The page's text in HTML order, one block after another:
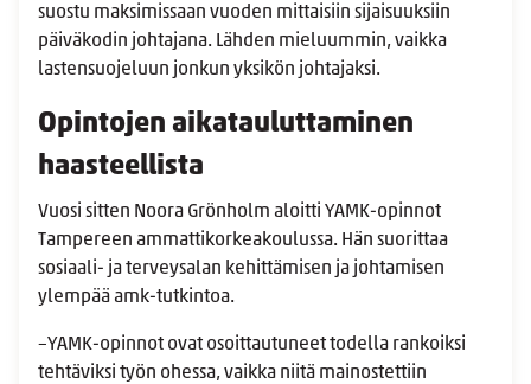
suostu maksimissaan vuoden mittaisiin sijaisuuksiin
päiväkodin johtajana. Lähden mieluummin, vaikka
lastensuojeluun jonkun yksikön johtajaksi.
Opintojen aikatauluttaminen
haasteellista
Vuosi sitten Noora Grönholm aloitti YAMK-opinnot
Tampereen ammattikorkeakoulussa. Hän suorittaa
sosiaali- ja terveysalan kehittämisen ja johtamisen
ylempää amk-tutkintoa.
–YAMK-opinnot ovat osoittautuneet todella rankoiksi
tehtäviksi työn ohessa, vaikka niitä mainostettiin